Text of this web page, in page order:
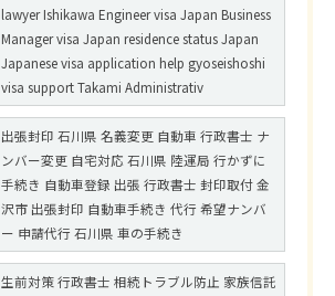
lawyer Ishikawa Engineer visa Japan Business
Manager visa Japan residence status Japan
Japanese visa application help gyoseishoshi
visa support Takami Administrativ
出張封印 石川県 名義変更 自動車 行政書士 ナ
ンバー変更 自宅対応 石川県 陸運局 行かずに
手続き 自動車登録 出張 行政書士 封印取付 金
沢市 出張封印 自動車手続き 代行 希望ナンバ
ー 申請代行 石川県 車の手続き
生前対策 行政書士 相続トラブル防止 家族信託